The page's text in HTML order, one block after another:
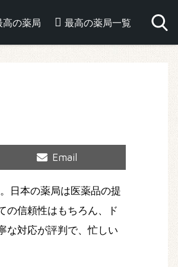
高の薬局 最高の薬局一覧
Share
Email
日本の薬局は医薬品の提
の信頼性はもちろん、ド
な対応が評判で、忙しい